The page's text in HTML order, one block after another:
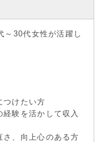
～30代女性が活躍し
つけたい方
経験を活かして収入
さ、向上心のある方